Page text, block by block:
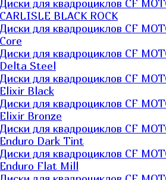
Диски для квадроциклов CF
CARLISLE BLACK ROCK
Диски для квадроциклов CF
Core
Диски для квадроциклов CF
Delta Steel
Диски для квадроциклов CF
Elixir Black
Диски для квадроциклов CF
Elixir Bronze
Диски для квадроциклов CF
Enduro Dark Tint
Диски для квадроциклов CF
Enduro Flat Mill